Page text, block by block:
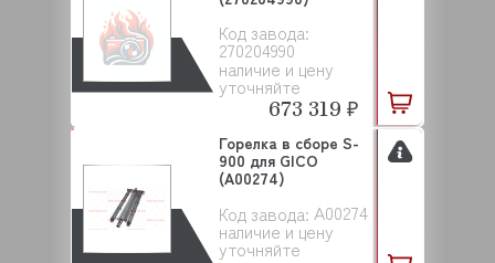
Код завода:
270204990
наличие и цену
уточняйте
673 319 ₽
Код завода: A00274
наличие и цену
уточняйте
Горелка в сборе S-
900 для GICO
(A00274)